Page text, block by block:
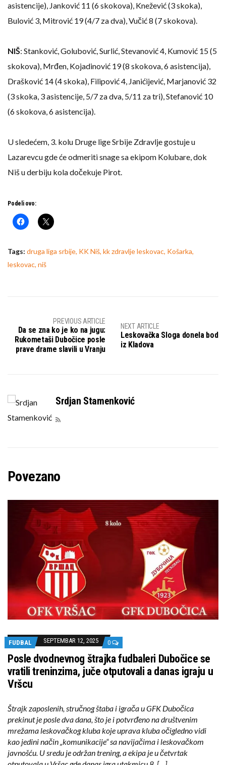
asistencije), Janković 11 (6 skokova), Knežević (3 skoka),
Bulović 3, Mitrović 19 (4/7 za dva), Vučić 8 (7 skokova).
NIŠ: Stanković, Golubović, Surlić, Stevanović 4, Kumović 15 (5
skokova), Mrđen, Kojadinović 19 (8 skokova, 6 asistencija),
Drašković 14 (4 skoka), Filipović 4, Janićijević, Marjanović 32
(3 skoka, 3 asistencije, 5/7 za dva, 5/11 za tri), Stefanović 10
(6 skokova, 6 asistencija).
U sledećem, 3. kolu Druge lige Srbije Zdravlje gostuje u
Lazarevcu gde će odmeriti snage sa ekipom Kolubare, dok
Niš u derbiju kola dočekuje Pirot.
Podeli ovo:
Tags: druga liga srbije, KK Niš, kk zdravlje leskovac, Košarka,
leskovac, niš
PREVIOUS ARTICLE
Da se zna ko je ko na jugu:
Rukometaši Dubočice posle
prave drame slavili u Vranju
NEXT ARTICLE
Leskovačka Sloga donela bod
iz Kladova
Srdjan Stamenković
Povezano
FUDBAL SEPTEMBAR 12, 2025 0
Posle dvodnevnog štrajka fudbaleri Dubočice se
vratili treninzima, juče otputovali a danas igraju u
Vršcu
Štrajk zaposlenih, stručnog štaba i igrača u GFK Dubočica
prekinut je posle dva dana, što je i potvrđeno na društvenim
mrežama leskovačkog kluba koje uprava kluba očigledno vidi
kao jedini način „komunikacije“ sa navijačima i leskovačkom
javnošću. U sredu je održan trening, a ekipa je u četvrtak